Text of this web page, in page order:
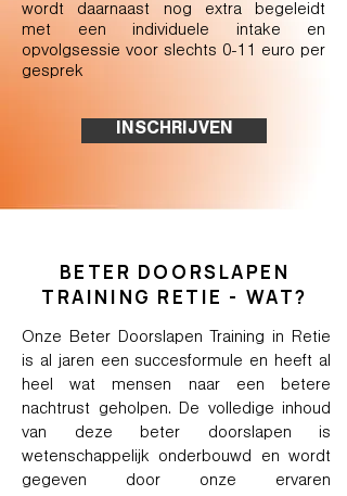
wordt daarnaast nog extra begeleidt
met een individuele intake en
opvolgsessie voor slechts 0-11 euro per
gesprek
INSCHRIJVEN
BETER DOORSLAPEN
TRAINING RETIE - WAT?
Onze Beter Doorslapen Training in Retie
is al jaren een succesformule en heeft al
heel wat mensen naar een betere
nachtrust geholpen. De volledige inhoud
van deze beter doorslapen is
wetenschappelijk onderbouwd en wordt
gegeven door onze ervaren